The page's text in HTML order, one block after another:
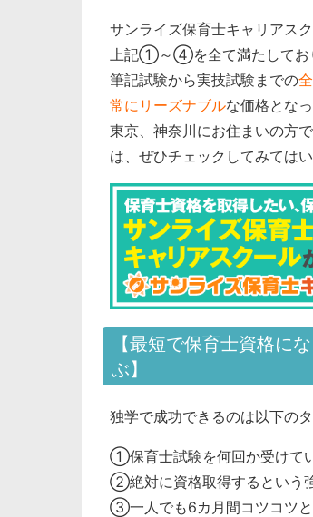
サンライズ保育士キャリアスク
上記①～④を全て満たしてお
筆記試験から実技試験までの
常にリーズナブルな価格とな
東京、神奈川にお住まいの方
は、ぜひチェックしてみては
【最短で保育士資格
ぶ】
独学で成功できるのは以下のタ
①保育士試験を何回か受けて
②絶対に資格取得するという
③一人でも6カ月間コツコツ